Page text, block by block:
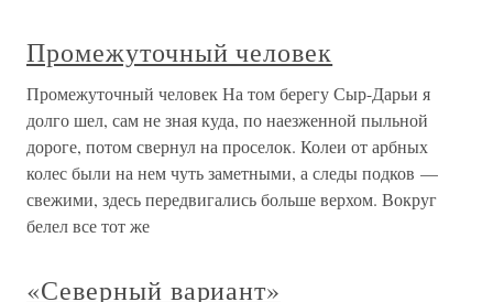
Промежуточный человек
Промежуточный человек На том берегу Сыр-Дарьи я
долго шел, сам не зная куда, по наезженной пыльной
дороге, потом свернул на проселок. Колеи от арбных
колес были на нем чуть заметными, а следы подков —
свежими, здесь передвигались больше верхом. Вокруг
белел все тот же
«Северный вариант»